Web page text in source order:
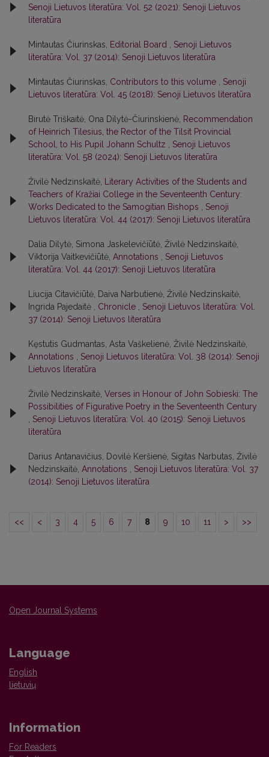
Senoji Lietuvos literatūra: Vol. 52 (2021): Senoji Lietuvos
literatūra
Mintautas Čiurinskas, Editorial Board
Senoji Lietuvos
literatūra: Vol. 37 (2014): Senoji Lietuvos literatūra
Mintautas Čiurinskas, Contributors to this volume
Senoji
Lietuvos literatūra: Vol. 45 (2018): Senoji Lietuvos literatūra
Birutė Triškaitė, Ona Dilytė-Čiurinskienė, Recommendation
of Heinrich Tilesius, the Rector of the Tilsit Provincial
School, to His Pupil Johann Schultz
Senoji Lietuvos
literatūra: Vol. 58 (2024): Senoji Lietuvos literatūra
Živilė Nedzinskaitė,
Literary Activities of the Students and
Teachers of Kražiai College in the Seventeenth Century:
Works Dedicated to the Samogitian Bishops
Senoji
Lietuvos literatūra: Vol. 44 (2017): Senoji Lietuvos literatūra
Dalia Dilytė, Simona Jaskelevičiūtė, Živilė Nedzinskaitė,
Viktorija Vaitkevičiūtė, Annotations
Senoji Lietuvos
literatūra: Vol. 44 (2017): Senoji Lietuvos literatūra
Liucija Citavičiūtė, Daiva Narbutienė, Živilė Nedzinskaitė,
Ingrida Pajedaitė , Chronicle
Senoji Lietuvos literatūra: Vol.
37 (2014): Senoji Lietuvos literatūra
Kęstutis Gudmantas, Asta Vaškelienė, Živilė Nedzinskaitė,
Annotations
Senoji Lietuvos literatūra: Vol. 38 (2014): Senoji
Lietuvos literatūra
Živilė Nedzinskaitė, Verses in Honour of John Sobieski: The
Possibilities of Figurative Poetry in the Seventeenth Century
Senoji Lietuvos literatūra: Vol. 40 (2015): Senoji Lietuvos
literatūra
Darius Antanavičius, Dovilė Keršienė, Sigitas Narbutas, Živilė
Nedzinskaitė, Annotations
Senoji Lietuvos literatūra: Vol. 37
(2014): Senoji Lietuvos literatūra
<< < 3 4 5 6 7 8 9 10 11 > >>
Open Journal Systems
Language
English
lietuvių
Information
For Readers